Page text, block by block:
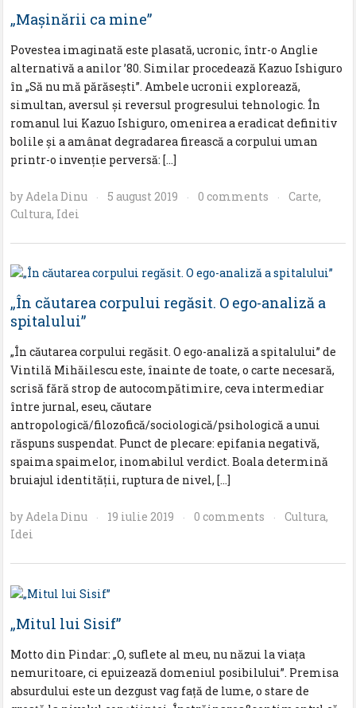
„Mașinării ca mine”
Povestea imaginată este plasată, ucronic, într-o Anglie
alternativă a anilor ’80. Similar procedează Kazuo Ishiguro
în „Să nu mă părăsești”. Ambele ucronii explorează,
simultan, aversul și reversul progresului tehnologic. În
romanul lui Kazuo Ishiguro, omenirea a eradicat definitiv
bolile și a amânat degradarea firească a corpului uman
printr-o invenție perversă: […]
byAdela Dinu · 5 august 2019 · 0 comments · Carte,
Cultura, Idei
„În căutarea corpului regăsit. O ego-analiză a
spitalului”
„În căutarea corpului regăsit. O ego-analiză a spitalului” de
Vintilă Mihăilescu este, înainte de toate, o carte necesară,
scrisă fără strop de autocompătimire, ceva intermediar
între jurnal, eseu, căutare
antropologică/filozofică/sociologică/psihologică a unui
răspuns suspendat. Punct de plecare: epifania negativă,
spaima spaimelor, inomabilul verdict. Boala determină
bruiajul identității, ruptura de nivel, […]
byAdela Dinu · 19 iulie 2019 · 0 comments · Cultura,
Idei
„Mitul lui Sisif”
Motto din Pindar: „O, suflete al meu, nu năzui la viața
nemuritoare, ci epuizează domeniul posibilului”. Premisa
absurdului este un dezgust vag față de lume, o stare de